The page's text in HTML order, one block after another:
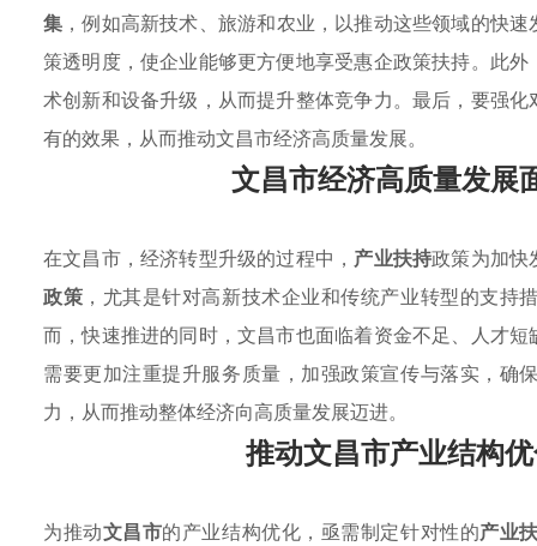
集 ，例如高新技术、旅游和农业，以推动这些领域的快
策透明度，使企业能够更方便地享受惠企政策扶持。此
术创新和设备升级，从而提升整体竞争力。最后，要强
有的效果，从而推动文昌市经济高质量发展。
文昌市经济高质量发展
在文昌市，经济转型升级的过程中， 产业扶持政策为加快
政策 ，尤其是针对高新技术企业和传统产业转型的支
而，快速推进的同时，文昌市也面临着资金不足、人才
需要更加注重提升服务质量，加强政策宣传与落实，确
力，从而推动整体经济向高质量发展迈进。
推动文昌市产业结构
为推动文昌市的产业结构优化，亟需制定针对性的产业